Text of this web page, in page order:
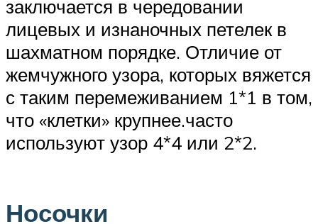
заключается в чередовании
лицевых и изнаночных петелек в
шахматном порядке. Отличие от
жемчужного узора, которых вяжется
с таким перемеживанием 1*1 в том,
что «клетки» крупнее.часто
используют узор 4*4 или 2*2.
Носочки